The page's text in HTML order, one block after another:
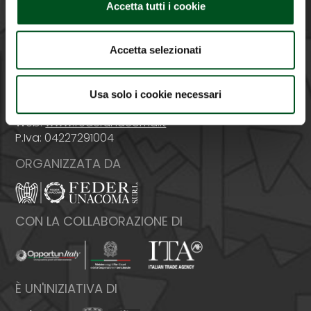
Accetta tutti i cookie
Accetta selezionati
Usa solo i cookie necessari
Italia - 00159 Roma - Via Venafro, 5
Tel: +39 06432981 - Fax: +39 064076370
Web:www.federunacoma.it
P.Iva: 04227291004
ORGANIZZATA DA
CON LA COLLABORAZIONE DI
È UN'INIZIATIVA DI